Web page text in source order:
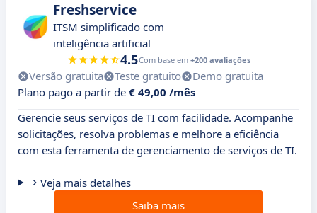
Freshservice
ITSM simplificado com
inteligência artificial
4.5Com base em +200 avaliações
Versão gratuita Teste gratuito
Demo gratuita
Plano pago a partir de € 49,00 /mês
Gerencie seus serviços de TI com facilidade. Acompanhe
solicitações, resolva problemas e melhore a eficiência
com esta ferramenta de gerenciamento de serviços de TI.
Veja mais detalhes
Saiba mais